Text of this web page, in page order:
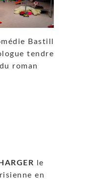
Bastille
tendre
roman
le
en